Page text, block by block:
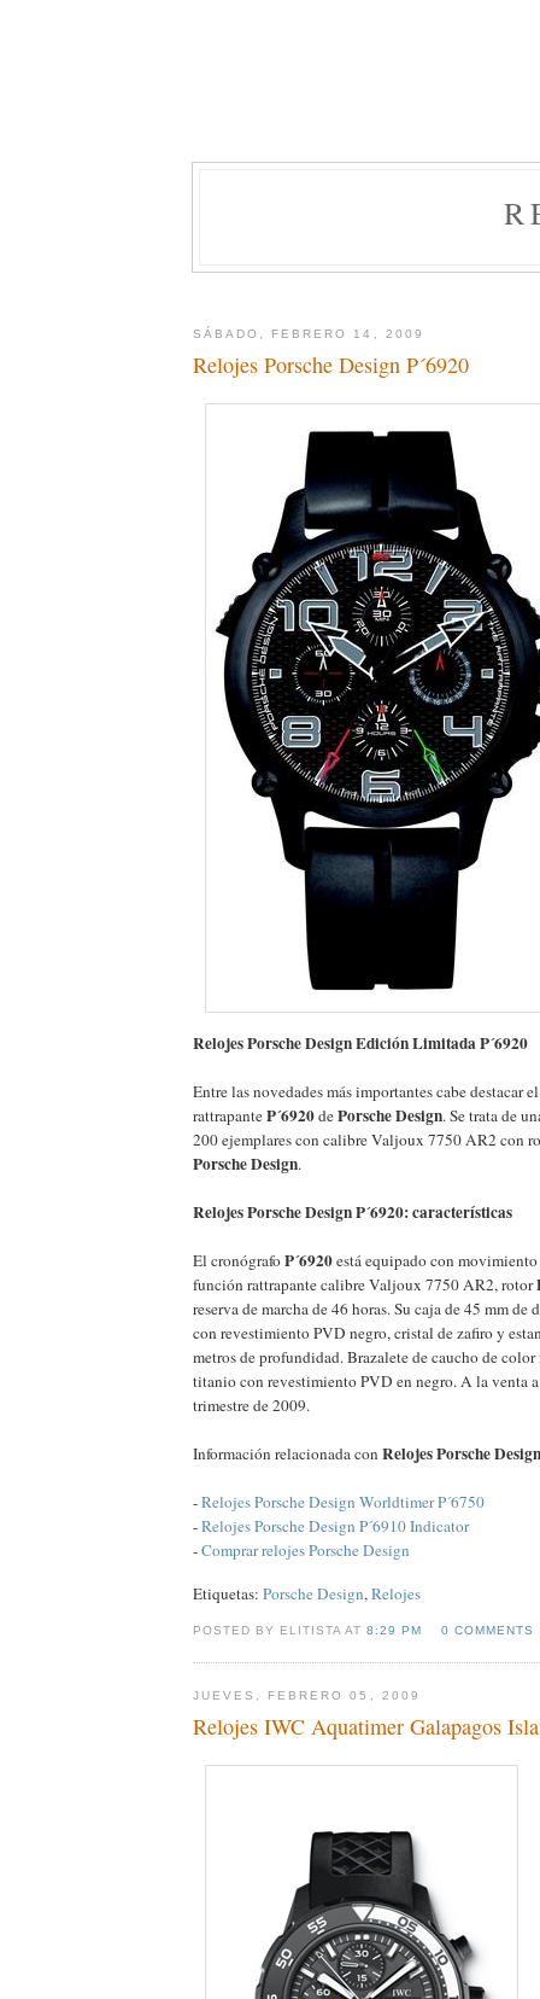
SÁBADO, FEBRERO 14, 2009
Relojes Porsche Design P´6920
Relojes Porsche Design Edición Limitada P´6920
Entre las novedades más importantes cabe destacar
rattrapanteP´6920dePorsche Design. Se trata de
200 ejemplares con calibre Valjoux 7750 AR2 con
Porsche Design.
Relojes Porsche Design P´6920: características
El cronógrafoP´6920está equipado con
función rattrapante calibre Valjoux 7750 AR2, rotor
reserva de marcha de 46 horas. Su caja de 45 mm de
con revestimiento PVD negro, cristal de zafiro y
metros de profundidad. Brazalete de caucho de
titanio con revestimiento PVD en negro. A la venta
trimestre de 2009.
Información relacionada con Relojes Porsche
-Relojes Porsche Design Worldtimer P´6750
-Relojes Porsche Design P´6910 Indicator
-Comprar relojes Porsche Design
Etiquetas: Porsche Design,Relojes
POSTED BY ELITISTA AT8:29 PM 0 COMMENTS
JUEVES, FEBRERO 05, 2009
Relojes IWC Aquatimer Galapagos